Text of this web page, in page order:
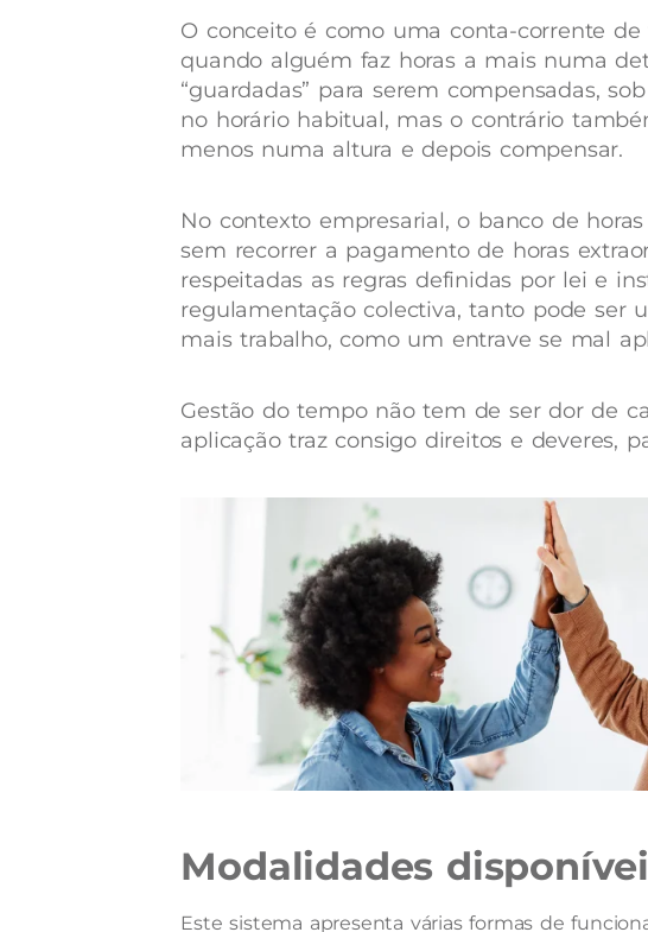
O conceito é como uma conta-corrente
quando alguém faz horas a mais numa
“guardadas” para serem compensadas,
no horário habitual, mas o contrário
menos numa altura e depois compensar.
No contexto empresarial, o banco de
sem recorrer a pagamento de horas
respeitadas as regras definidas por lei e
regulamentação colectiva, tanto pode ser
mais trabalho, como um entrave se mal
Gestão do tempo não tem de ser dor de
aplicação traz consigo direitos e deveres,
Modalidades
Este sistema apresenta várias formas de